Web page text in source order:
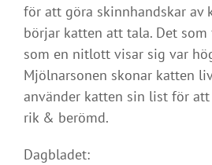
för att göra skinnhandskar av
börjar katten att tala. Det
som en nitlott visar sig var
Mjölnarsonen skonar katten
använder katten sin list för
rik & berömd.
Dagbladet: